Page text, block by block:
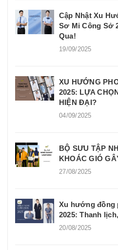
Cập Nhật Xu
Sơ Mi Công Sở
Qua!
19/09/2025
XU HƯỚNG
2025: LỰA
HIỆN ĐẠI?
04/09/2025
BỘ SƯU TẬP
KHOÁC GIÓ
27/08/2025
Xu hướng đồng
2025: Thanh
20/08/2025